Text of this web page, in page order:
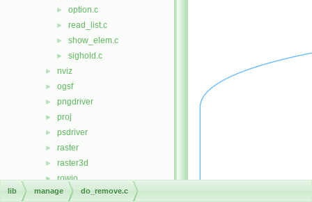
► option.c
► read_list.c
► show_elem.c
► sighold.c
► nviz
► ogsf
► pngdriver
► proj
► psdriver
► raster
► raster3d
► rowio
► rst
lib manage do_remove.c